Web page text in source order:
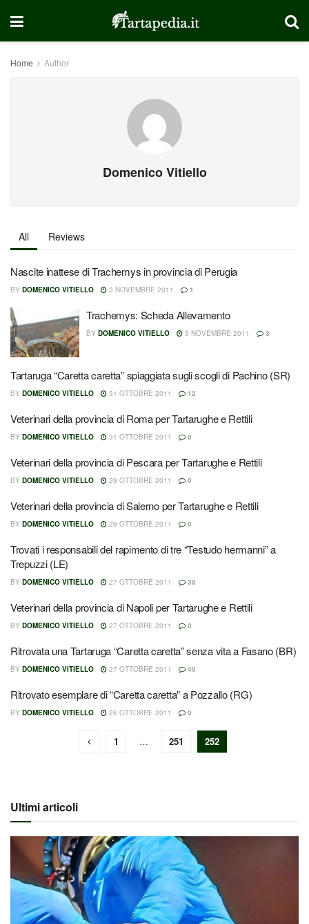
Home Author
Domenico Vitiello
All Reviews
Nascite inattese di Trachemys in provincia di Perugia
BY DOMENICO VITIELLO 3 NOVEMBRE 2011 1
Trachemys: Scheda Allevamento
BY DOMENICO VITIELLO 3 NOVEMBRE 2011 3
Tartaruga “Caretta caretta” spiaggiata sugli scogli di Pachino (SR)
BY DOMENICO VITIELLO 31 OTTOBRE 2011 12
Veterinari della provincia di Roma per Tartarughe e Rettili
BY DOMENICO VITIELLO 31 OTTOBRE 2011 0
Veterinari della provincia di Pescara per Tartarughe e Rettili
BY DOMENICO VITIELLO 29 OTTOBRE 2011 0
Veterinari della provincia di Salerno per Tartarughe e Rettili
BY DOMENICO VITIELLO 29 OTTOBRE 2011 0
Trovati i responsabili del rapimento di tre “Testudo hermanni” a
Trepuzzi (LE)
BY DOMENICO VITIELLO 27 OTTOBRE 2011 38
Veterinari della provincia di Napoli per Tartarughe e Rettili
BY DOMENICO VITIELLO 27 OTTOBRE 2011 0
Ritrovata una Tartaruga “Caretta caretta” senza vita a Fasano (BR)
BY DOMENICO VITIELLO 27 OTTOBRE 2011 40
Ritrovato esemplare di “Caretta caretta” a Pozzallo (RG)
BY DOMENICO VITIELLO 26 OTTOBRE 2011 0
1 … 251 252
Ultimi articoli